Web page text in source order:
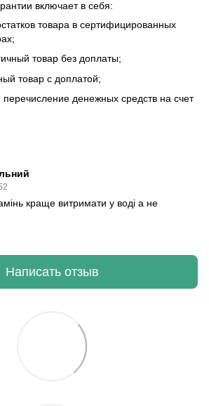
включает в себя:
товара в сертифицированных
товар без доплаты;
товар с доплатой;
перечисление денежных средств на счет
краще витримати у воді а не
Написать отзыв